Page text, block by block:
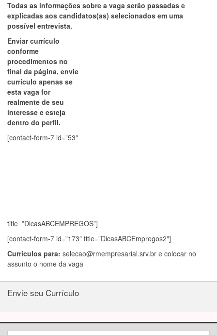
Todas as informações sobre a vaga serão passadas e
explicadas aos candidatos(as) selecionados em uma
possível entrevista.
Enviar currículo
conforme
procedimentos no
final da página, envie
currículo apenas se
esta vaga for
realmente de seu
interesse e esteja
dentro do perfil.
[contact-form-7 id=”53″
title=”DicasABCEMPREGOS”]
[contact-form-7 id=”173″ title=”DicasABCEmpregos2″]
Currículos para: selecao@rmempresarial.srv.br e colocar no
assunto o nome da vaga
Envie seu Currículo